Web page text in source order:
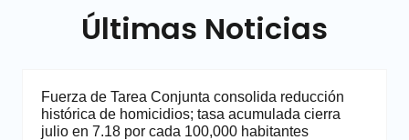
Últimas Noticias
Fuerza de Tarea Conjunta consolida reducción
histórica de homicidios; tasa acumulada cierra
julio en 7.18 por cada 100,000 habitantes